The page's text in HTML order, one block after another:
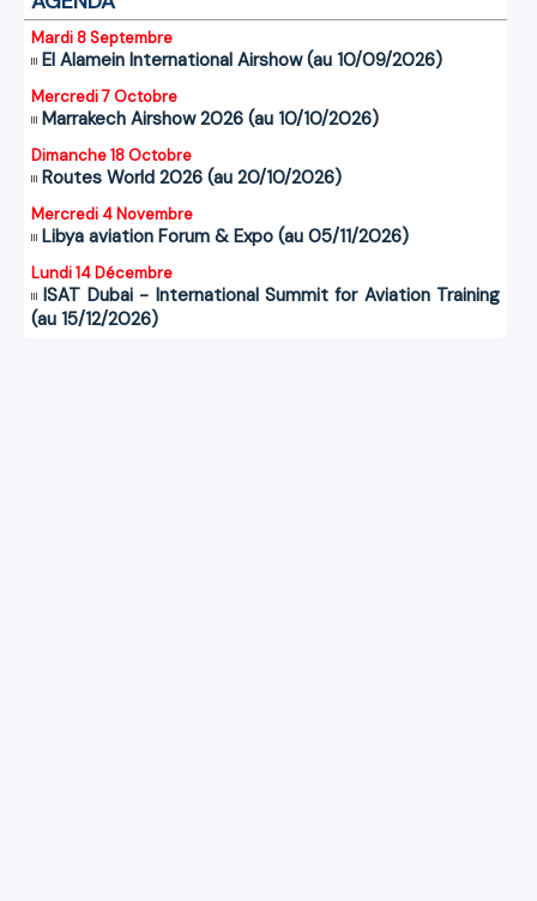
Mardi 8 Septembre
El Alamein International Airshow (au 10/09/2026)
Mercredi 7 Octobre
Marrakech Airshow 2026 (au 10/10/2026)
Dimanche 18 Octobre
Routes World 2026 (au 20/10/2026)
Mercredi 4 Novembre
Libya aviation Forum & Expo (au 05/11/2026)
Lundi 14 Décembre
ISAT Dubai - International Summit for Aviation Training
(au 15/12/2026)